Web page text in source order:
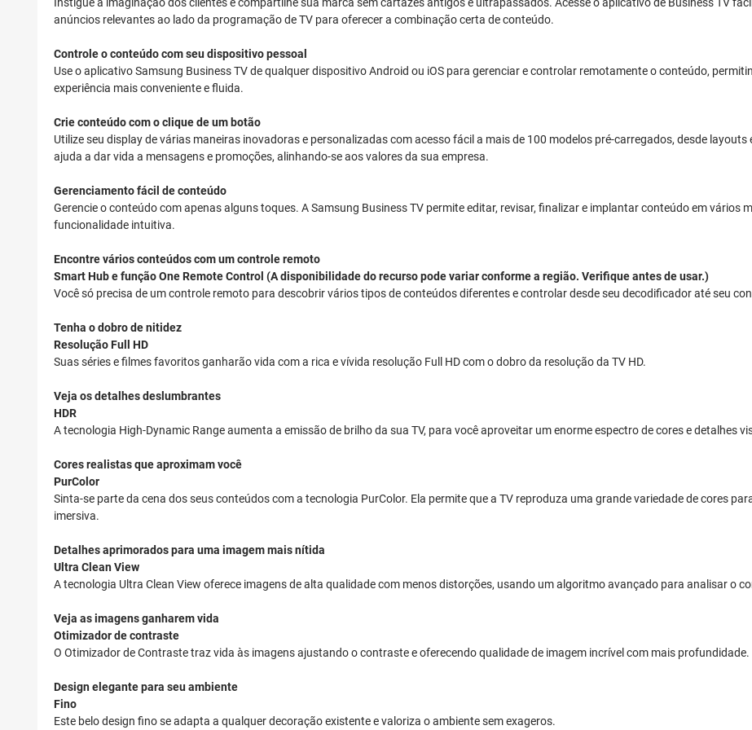
anúncios relevantes ao lado da programação de TV para oferecer a combinação certa de conteúdo.
Controle o conteúdo com seu dispositivo pessoal
Use o aplicativo Samsung Business TV de qualquer dispositivo Android ou iOS para gerenciar e controlar remotamente o conteúdo,
experiência mais conveniente e fluida.
Crie conteúdo com o clique de um botão
Utilize seu display de várias maneiras inovadoras e personalizadas com acesso fácil a mais de 100 modelos pré-carregados, desde
ajuda a dar vida a mensagens e promoções, alinhando-se aos valores da sua empresa.
Gerenciamento fácil de conteúdo
Gerencie o conteúdo com apenas alguns toques. A Samsung Business TV permite editar, revisar, finalizar e implantar conteúdo em vários
funcionalidade intuitiva.
Encontre vários conteúdos com um controle remoto
Smart Hub e função One Remote Control (A disponibilidade do recurso pode variar conforme a região. Verifique antes de usar.)
Você só precisa de um controle remoto para descobrir vários tipos de conteúdos diferentes e controlar desde seu decodificador até seu
Tenha o dobro de nitidez
Resolução Full HD
Suas séries e filmes favoritos ganharão vida com a rica e vívida resolução Full HD com o dobro da resolução da TV HD.
Veja os detalhes deslumbrantes
HDR
A tecnologia High-Dynamic Range aumenta a emissão de brilho da sua TV, para você aproveitar um enorme espectro de cores e detalhes
Cores realistas que aproximam você
PurColor
Sinta-se parte da cena dos seus conteúdos com a tecnologia PurColor. Ela permite que a TV reproduza uma grande variedade de cores
imersiva.
Detalhes aprimorados para uma imagem mais nítida
Ultra Clean View
A tecnologia Ultra Clean View oferece imagens de alta qualidade com menos distorções, usando um algoritmo avançado para analisar o
Veja as imagens ganharem vida
Otimizador de contraste
O Otimizador de Contraste traz vida às imagens ajustando o contraste e oferecendo qualidade de imagem incrível com mais profundidade.
Design elegante para seu ambiente
Fino
Este belo design fino se adapta a qualquer decoração existente e valoriza o ambiente sem exageros.